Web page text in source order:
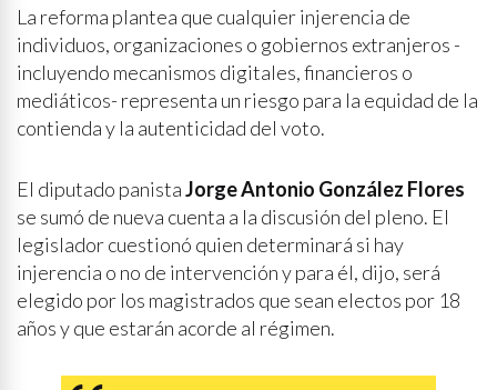
La reforma plantea que cualquier injerencia de
individuos, organizaciones o gobiernos extranjeros -
incluyendo mecanismos digitales, financieros o
mediáticos- representa un riesgo para la equidad de la
contienda y la autenticidad del voto.
El diputado panistaJorge Antonio González Flores
se sumó de nueva cuenta a la discusión del pleno. El
legislador cuestionó quien determinará si hay
injerencia o no de intervención y para él, dijo, será
elegido por los magistrados que sean electos por 18
años y que estarán acorde al régimen.